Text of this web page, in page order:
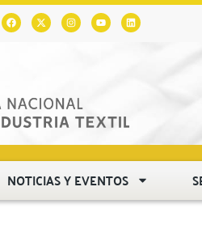
NOTICIAS Y EVENTOS